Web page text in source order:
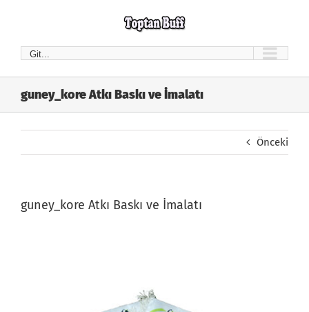
Git...
guney_kore Atkı Baskı ve İmalatı
Önceki
guney_kore Atkı Baskı ve İmalatı